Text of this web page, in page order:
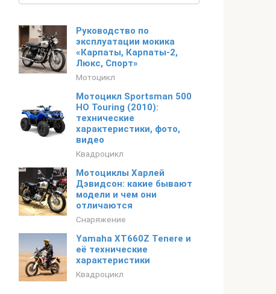
Руководство по
эксплуатации мокика
«Карпаты, Карпаты-2,
Люкс, Спорт»
Мотоцикл
Мотоцикл Sportsman 500
HO Touring (2010):
технические
характеристики, фото,
видео
Квадроцикл
Мотоциклы Харлей
Дэвидсон: какие бывают
модели и чем они
отличаются
Снаряжение
Yamaha XT660Z Tenere и
её технические
характеристики
Квадроцикл